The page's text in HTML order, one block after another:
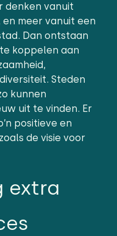
denken vanuit
meer vanuit een
Dan ontstaan
koppelen aan
Steden
kunnen
uit te vinden. Er
positieve en
de visie voor
extra